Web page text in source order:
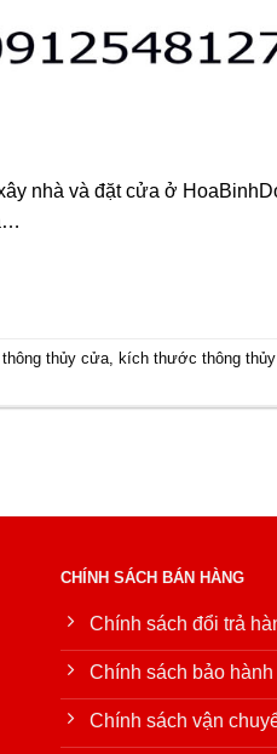
nhà và đặt cửa ở
thủy cửa, kích thước thông
CHÍNH SÁCH BÁN HÀNG
Chính sách đổi trả
Chính sách bảo hành
Chính sách vận